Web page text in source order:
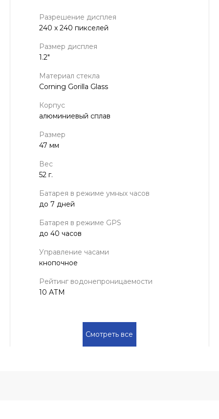
Разрешение дисплея
240 x 240 пикселей
Размер дисплея
1.2"
Материал стекла
Corning Gorilla Glass
Корпус
алюминиевый сплав
Размер
47 мм
Вес
52 г.
Батарея в режиме умных часов
до 7 дней
Батарея в режиме GPS
до 40 часов
Управление часами
кнопочное
Рейтинг водонепроницаемости
10 АТМ
Смотреть все